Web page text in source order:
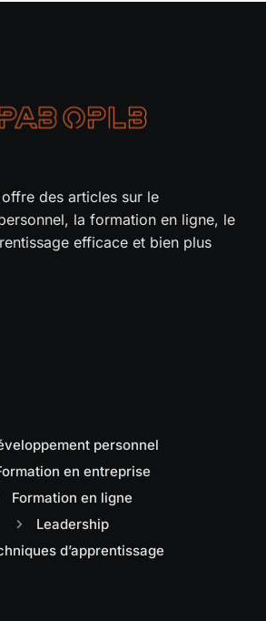
des articles sur le
la formation en ligne, le
efficace et bien plus
personnel
en entreprise
Formation en ligne
Leadership
d’apprentissage